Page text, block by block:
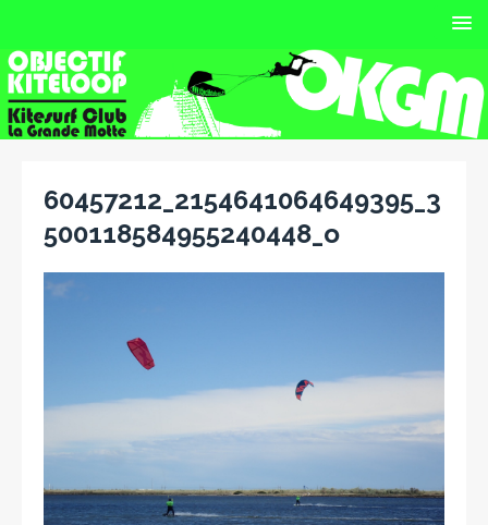
60457212_2154641064649395_3
500118584955240448_o